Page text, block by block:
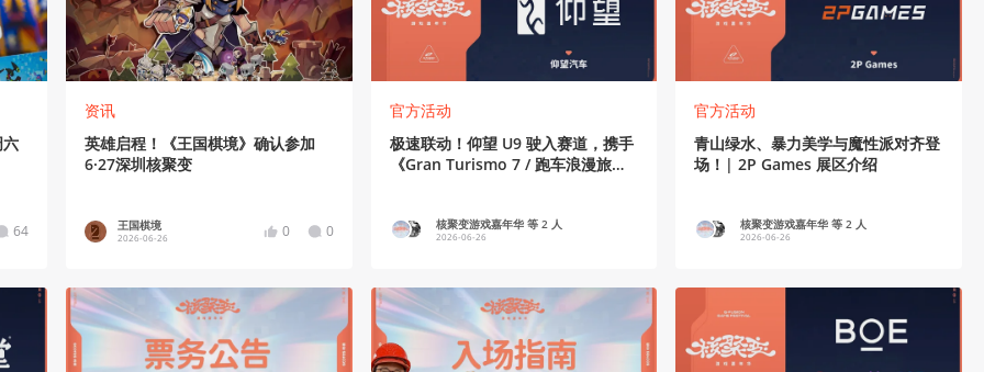
64
资讯
英雄启程！《王国棋境》确认参加
6·27深圳核聚变
王国棋境
2026-06-26 0 0
官方活动
极速联动！仰望 U9 驶入赛道，携手
《Gran Turismo 7 / 跑车浪漫旅
核聚变游戏嘉年华 等 2 人
2026-06-26
官方活动
青山绿水、暴力美学与魔性派对齐登
场！| 2P Games 展区介绍
核聚变游戏嘉年华 等 2 人
2026-06-26